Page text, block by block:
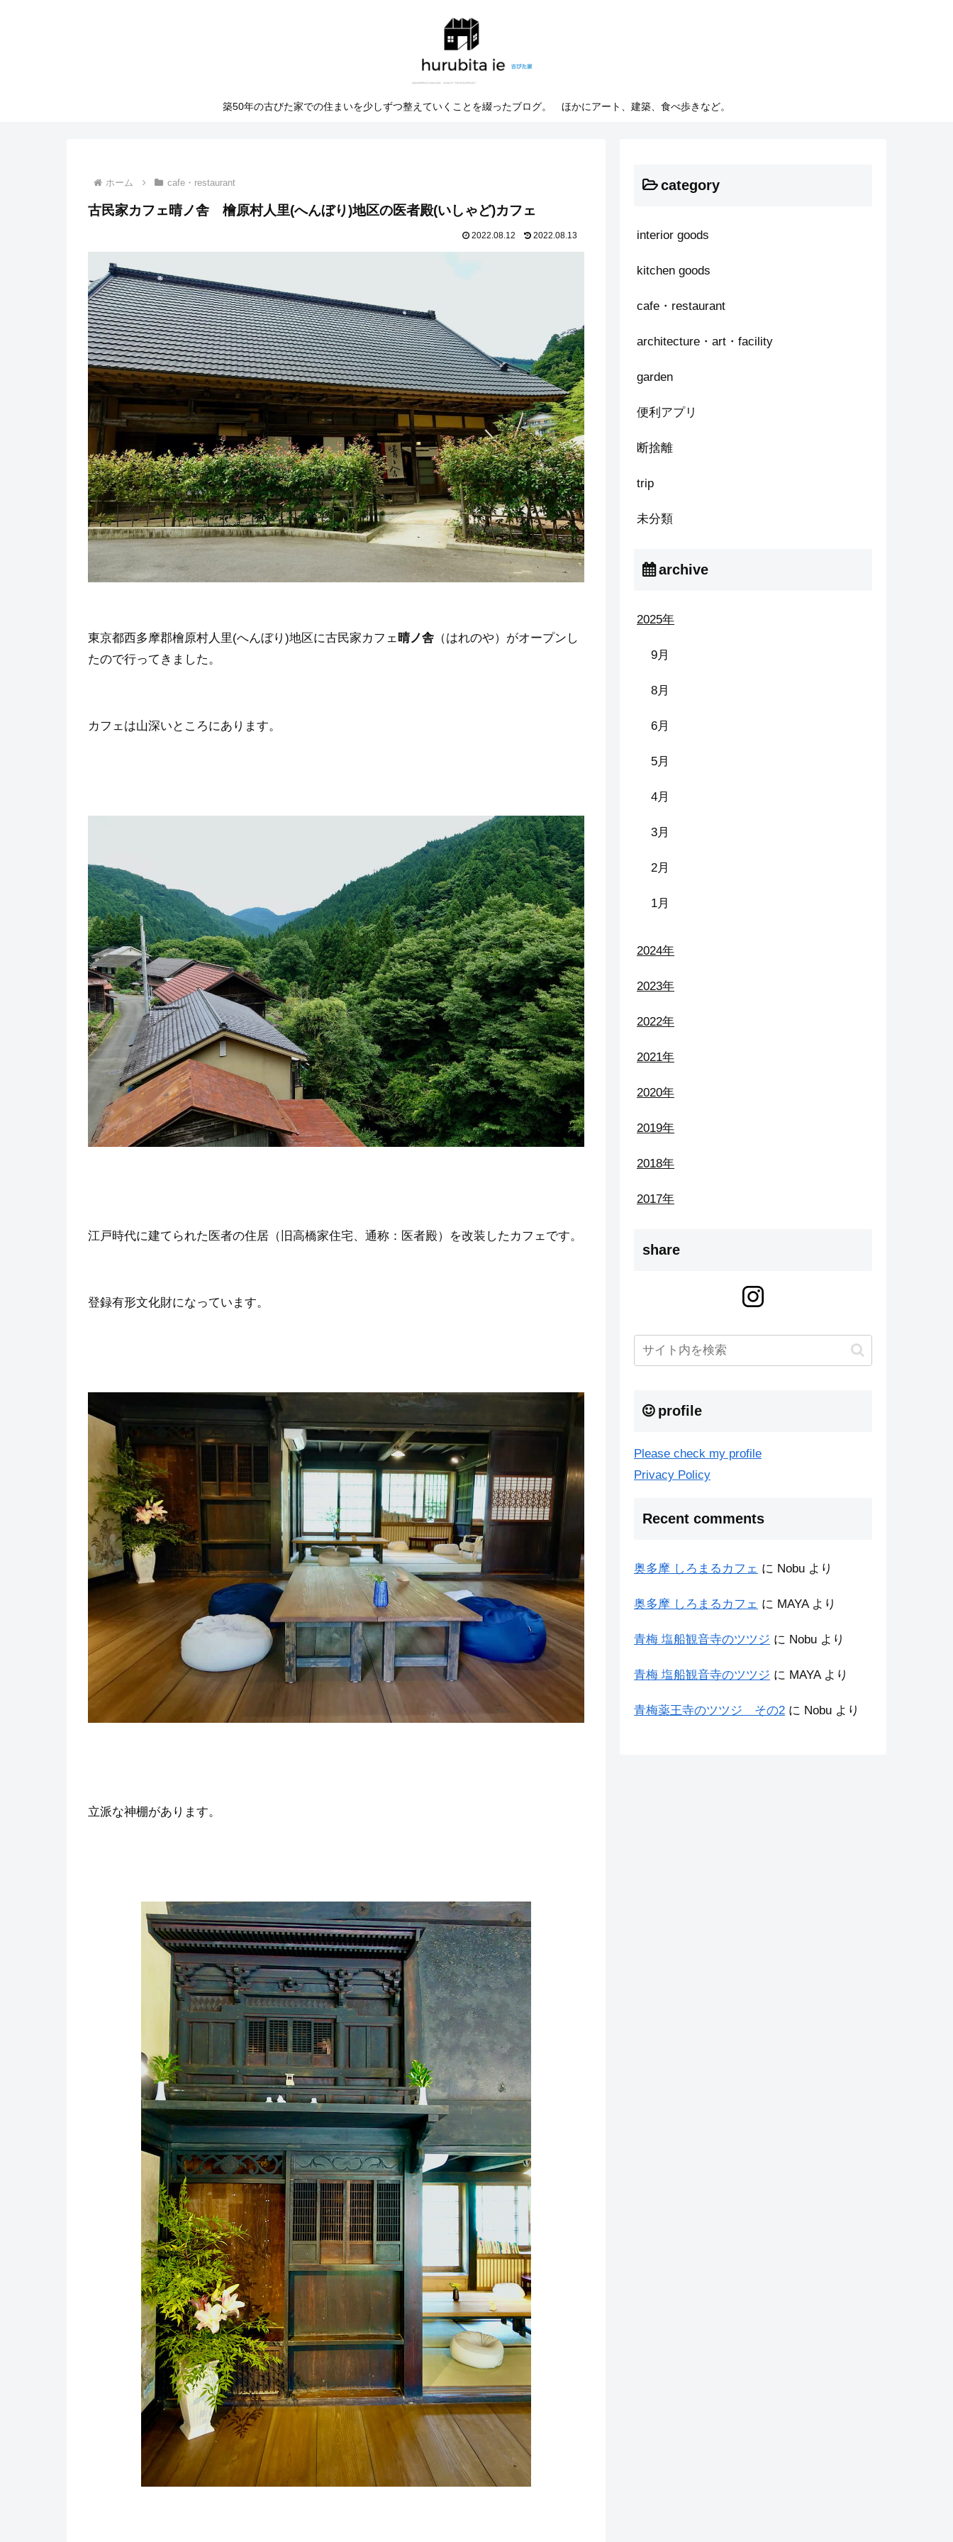
築50年の古びた家での住まいを少しずつ整えていくことを綴ったブログ。 ほかにアート、建築、食べ歩きなど。
ホーム cafe・restaurant
古民家カフェ晴ノ舎 檜原村人里(へんぼり)地区の医者殿(いしゃど)カフェ
2022.08.12 2022.08.13
東京都西多摩郡檜原村人里(へんぼり)地区に古民家カフェ晴ノ舎 （はれのや）がオープンし
たので行ってきました。
カフェは山深いところにあります。
江戸時代に建てられた医者の住居（旧高橋家住宅、通称：医者殿）を改装したカフェです。
登録有形文化財になっています。
立派な神棚があります。
category
interior goods
kitchen goods
cafe・restaurant
architecture・art・facility
garden
便利アプリ
断捨離
trip
未分類
archive
2025年
9月
8月
6月
5月
4月
3月
2月
1月
2024年
2023年
2022年
2021年
2020年
2019年
2018年
2017年
share
profile
Please check my profile
Privacy Policy
Recent comments
奥多摩 しろまるカフェ に Nobu より
奥多摩 しろまるカフェ に MAYAより
青梅 塩船観音寺のツツジ に Nobu より
青梅 塩船観音寺のツツジ に MAYAより
青梅薬王寺のツツジ その2 に Nobu より